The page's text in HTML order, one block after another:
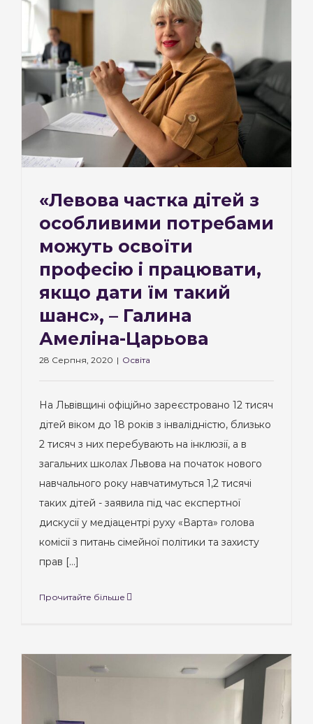
«Левова частка дітей з
особливими потребами
можуть освоїти
професію і працювати,
якщо дати їм такий
шанс», – Галина
Амеліна-Царьова
28 Серпня, 2020 | Освіта
На Львівщині офіційно зареєстровано 12 тисяч
дітей віком до 18 років з інвалідністю, близько
2 тисяч з них перебувають на інклюзії, а в
загальних школах Львова на початок нового
навчального року навчатимуться 1,2 тисячі
таких дітей - заявила під час експертної
дискусії у медіацентрі руху «Варта» голова
комісії з питань сімейної політики та захисту
прав [...]
Прочитайте більше